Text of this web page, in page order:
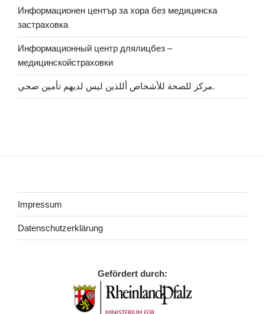
Информационен център за хора без медицинска
застраховка
Информационный центр длялицбез –
медицинскойстраховки
مركز للصحة للأشخاص أللذين ليس لديهم تأمين صحي.
Impressum
Datenschutzerklärung
Gefördert durch: